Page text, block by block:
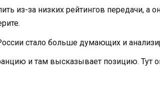
из-за низких рейтингов передачи, а
стало больше думающих и
и там высказывает позицию. Тут